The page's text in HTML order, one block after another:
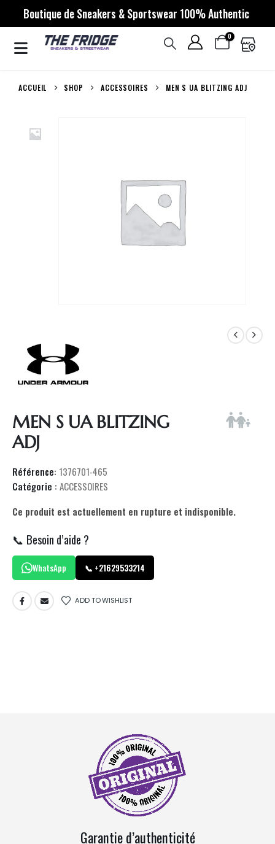
Boutique de Sneakers & Sportswear 100% Authentic
0
ACCUEIL SHOP ACCESSOIRES MEN S UA BLITZING ADJ
MEN S UA BLITZING
ADJ
Référence: 1376701-465
Catégorie : ACCESSOIRES
Ce produit est actuellement en rupture et indisponible.
📞 Besoin d’aide ?
WhatsApp 📞 +21629533214
ADD TO WISHLIST
Garantie d’authenticité